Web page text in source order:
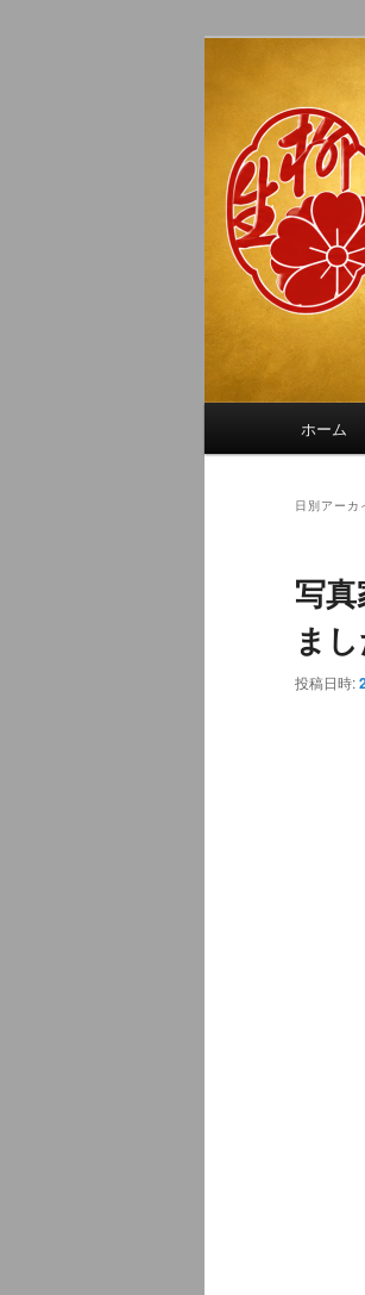
奈
季節の
れに発
ホーム
日別アーカ
写
まし
投稿日時: